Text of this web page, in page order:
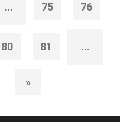
... 75 76
80 81 ...
»